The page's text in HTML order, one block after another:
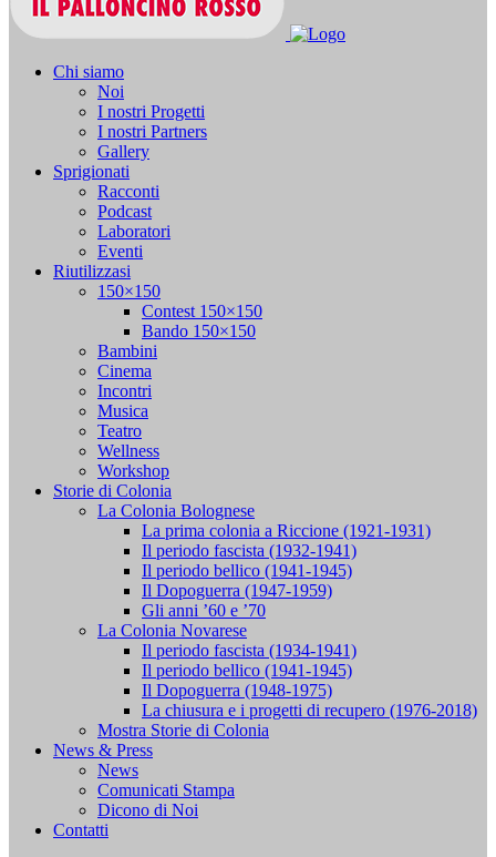
Chi siamo
Noi
I nostri Progetti
I nostri Partners
Gallery
Sprigionati
Racconti
Podcast
Laboratori
Eventi
Riutilizzasi
150×150
Contest 150×150
Bando 150×150
Bambini
Cinema
Incontri
Musica
Teatro
Wellness
Workshop
Storie di Colonia
La Colonia Bolognese
La prima colonia a Riccione (1921-1931)
Il periodo fascista (1932-1941)
Il periodo bellico (1941-1945)
Il Dopoguerra (1947-1959)
Gli anni ’60 e ’70
La Colonia Novarese
Il periodo fascista (1934-1941)
Il periodo bellico (1941-1945)
Il Dopoguerra (1948-1975)
La chiusura e i progetti di recupero (1976-2018)
Mostra Storie di Colonia
News & Press
News
Comunicati Stampa
Dicono di Noi
Contatti